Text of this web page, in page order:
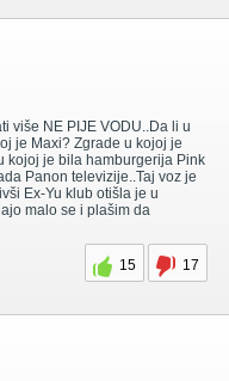
više NE PIJE VODU..Da li u
je Maxi? Zgrade u kojoj je
kojoj je bila hamburgerija Pink
Panon televizije..Taj voz je
Ex-Yu klub otišla je u
malo se i plašim da
15
17